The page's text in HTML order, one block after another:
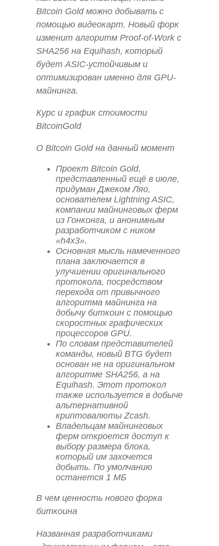
Bitcoin Gold можно добывать с
помощью видеокарт. Новый форк
изменит алгоритм Proof-of-Work с
SHA256 на Equihash, который
будет ASIC-устойчивым и
оптимизирован именно для GPU-
майнинга.
Курс и график стоимости
BitcoinGold
О Bitcoin Gold на данный момент
Проект Bitcoin Gold,
представленный ещё в июле,
придуман Джеком Ляо,
основателем Lightning ASIC,
компании майнинговых ферм
из Гонконга, и анонимным
разработчиком с ником
«h4x3».
Основная мысль намеченного
плана заключается в
улучшении оригинального
протокола, посредством
перехода от привычного
алгоритма майнинга на
добычу биткоин с помощью
скоростных графических
процессоров GPU.
По словам представителей
команды, новый BTG будет
основан не на оригинальном
алгоритме SHA256, а на
Equihash. Этот протокол
также используется в добыче
альтернативной
криптовалюты Zcash.
Владельцам майнинговых
ферм откроется доступ к
выбору размера блока,
который им захочется
добыть. По умолчанию
останется 1 МБ
В чем ценность нового форка
биткоина
Названная разработчиками